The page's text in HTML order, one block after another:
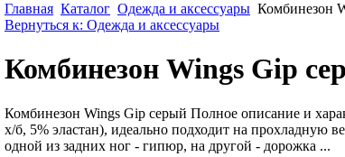
Главная Каталог Одежда и аксессуары Комбинезон
Вернуться к: Одежда и аксессуары
Комбинезон Wings Gip
Комбинезон Wings Gip серый Полное описание и
х/б, 5% эластан), идеально подходит на прохладную
одной из задних ног - гипюр, на другой - дорожка ...